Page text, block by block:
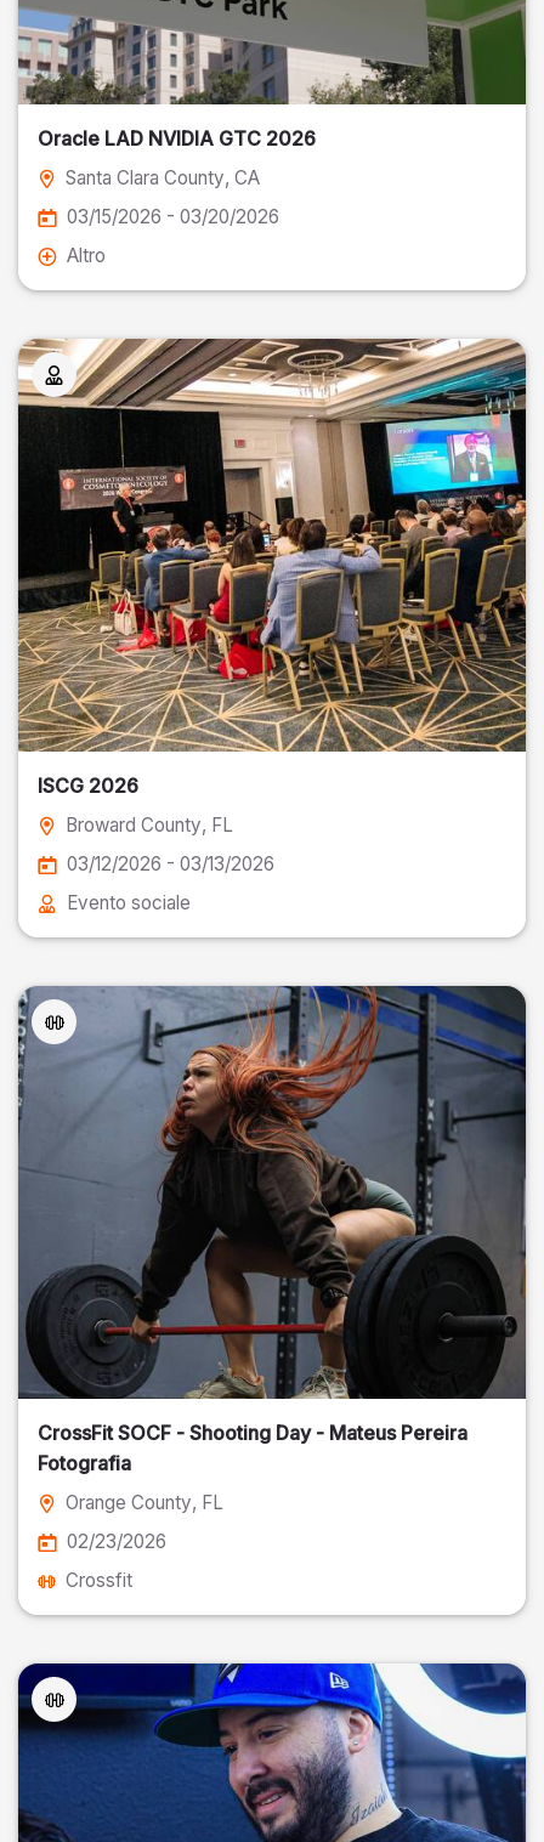
Oracle LAD NVIDIA GTC 2026
Santa Clara County, CA
03/15/2026 - 03/20/2026
Altro
ISCG 2026
Broward County, FL
03/12/2026 - 03/13/2026
Evento sociale
CrossFit SOCF - Shooting Day - Mateus Pereira
Fotografia
Orange County, FL
02/23/2026
Crossfit